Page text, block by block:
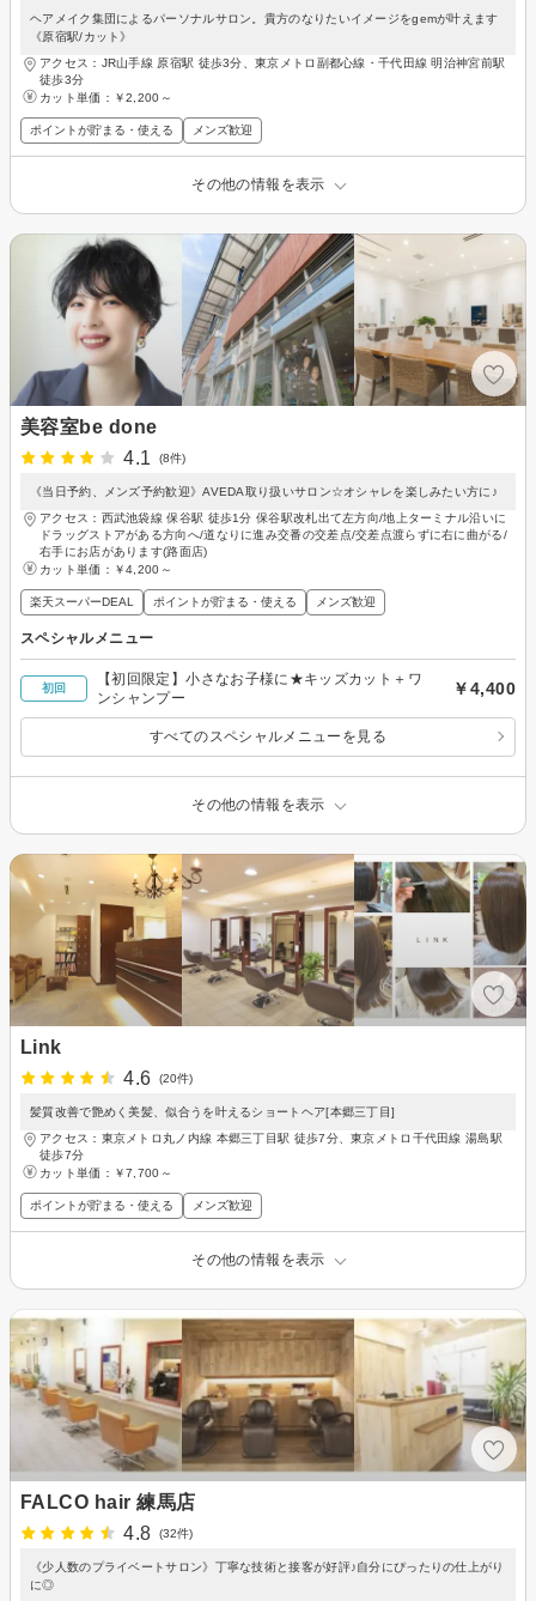
ヘアメイク集団によるパーソナルサロン。貴方のなりたいイメージをgemが叶えます
《原宿駅/カット》
アクセス：JR山手線 原宿駅 徒歩3分、東京メトロ副都心線・千代田線 明治神宮前駅
徒歩3分
カット単価： ￥2,200～
ポイントが貯まる・使える メンズ歓迎
その他の情報を表示
美容室be done
4.1
(8件)
《当日予約、メンズ予約歓迎》AVEDA取り扱いサロン☆オシャレを楽しみたい方に♪
アクセス：西武池袋線 保谷駅 徒歩1分 保谷駅改札出て左方向/地上ターミナル沿いに
ドラッグストアがある方向へ/道なりに進み交番の交差点/交差点渡らずに右に曲がる/
右手にお店があります(路面店)
カット単価： ￥4,200～
楽天スーパーDEAL ポイントが貯まる・使える メンズ歓迎
スペシャルメニュー
初回
【初回限定】小さなお子様に★キッズカット＋ワ
ンシャンプー
￥4,400
すべてのスペシャルメニューを見る
その他の情報を表示
Link
4.6
(20件)
髪質改善で艶めく美髪、似合うを叶えるショートヘア[本郷三丁目]
アクセス：東京メトロ丸ノ内線 本郷三丁目駅 徒歩7分、東京メトロ千代田線 湯島駅
徒歩7分
カット単価： ￥7,700～
ポイントが貯まる・使える メンズ歓迎
その他の情報を表示
FALCO hair 練馬店
4.8
(32件)
《少人数のプライベートサロン》丁寧な技術と接客が好評♪自分にぴったりの仕上がり
に◎